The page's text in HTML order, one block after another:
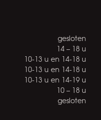
gesloten
14 – 18 u
10-13 u en 14-18 u
10-13 u en 14-18 u
10-13 u en 14-19 u
10 – 18 u
gesloten